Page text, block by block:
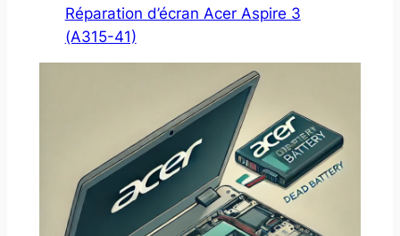
Réparation d’écran Acer Aspire 3
(A315-41)